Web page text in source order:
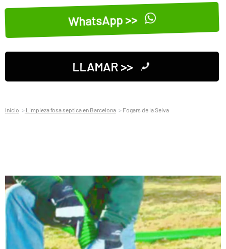
WhatsApp >>
LLAMAR >>
Inicio Limpieza fosa septica en Barcelona Fogars de la Selva